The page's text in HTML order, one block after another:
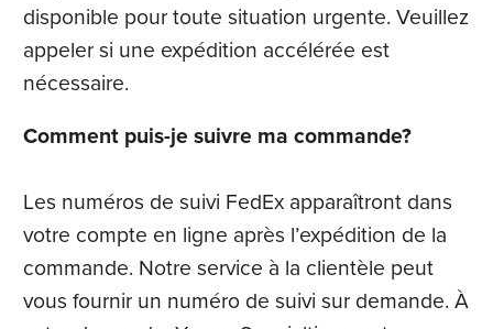
disponible pour toute situation urgente. Veuillez
appeler si une expédition accélérée est
nécessaire.
Comment puis-je suivre ma commande?
Les numéros de suivi FedEx apparaîtront dans
votre compte en ligne après l’expédition de la
commande. Notre service à la clientèle peut
vous fournir un numéro de suivi sur demande. À